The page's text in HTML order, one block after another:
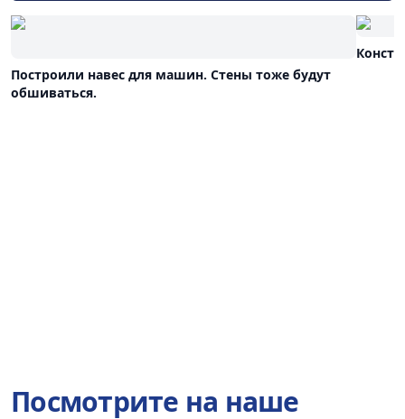
Построили навес для машин. Стены тоже будут
обшиваться.
Посмотрите на наше